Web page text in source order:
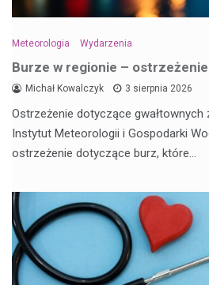
Meteorologia Wydarzenia
Burze w regionie –
Michał Kowalczyk 3 sierpnia 2026
Ostrzeżenie dotyczące
Instytut Meteorologii i Gospodarki
ostrzeżenie dotyczące burz, które…